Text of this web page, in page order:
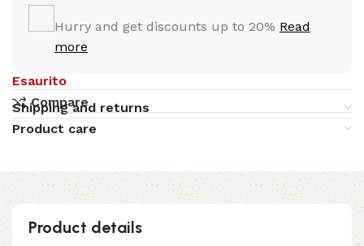
Hurry and get discounts up to 20% Read
more
Esaurito
Compare
Shipping and returns
Product care
Product details